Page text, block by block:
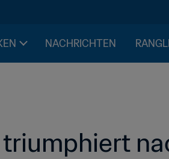
NACHRICHTEN